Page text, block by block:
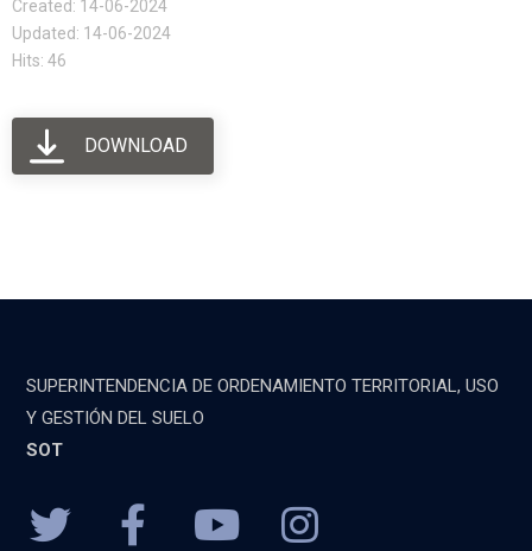
Created: 14-06-2024
Updated: 14-06-2024
Hits: 46
DOWNLOAD
SUPERINTENDENCIA DE ORDENAMIENTO TERRITORIAL, USO
Y GESTIÓN DEL SUELO
SOT